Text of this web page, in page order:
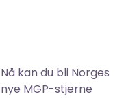
Nå kan du bli Norges
nye MGP-stjerne